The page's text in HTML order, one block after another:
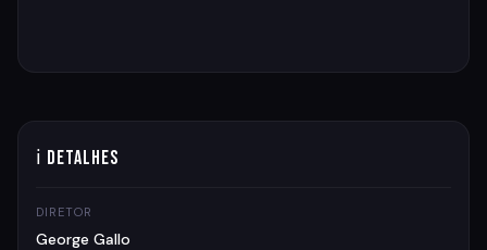
ℹ Detalhes
DIRETOR
George Gallo